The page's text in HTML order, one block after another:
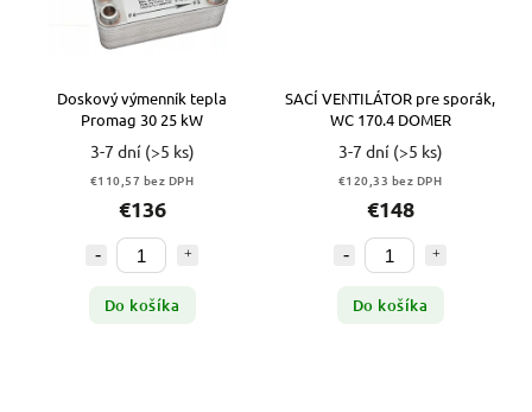
Doskový výmenník tepla
Promag 30 25 kW
3-7 dní (>5 ks)
€110,57 bez DPH
€136
Do košíka
SACÍ VENTILÁTOR pre sporák,
WC 170.4 DOMER
3-7 dní (>5 ks)
€120,33 bez DPH
€148
Do košíka